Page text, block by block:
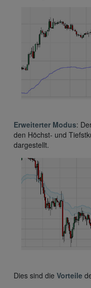
Erweiterter Modus:
den Höchst- und
dargestellt.
Dies sind die Vorteile